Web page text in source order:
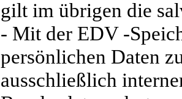
gilt im übrigen die
- Mit der EDV -
persönlichen Daten
ausschließlich